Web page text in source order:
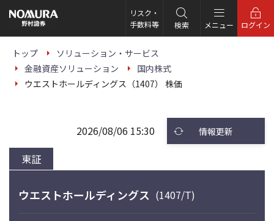
の
ー
リスク・
手数料等
検索 メニュー ログイン
トップ
ソリューション・サービス
金融資産ソリューション
国内株式
ウエストホールディングス（1407） 株価
東証
2026/08/06 15:30 情報更新
ウエストホールディングス (1407/T)